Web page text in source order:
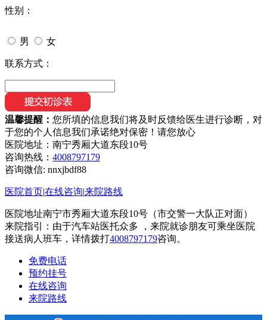
性别：
男 女
联系方式：
温馨提醒： 您所填的信息我们将及时反馈给医生进行诊断，对
于您的个人信息我们承诺绝对保密！请您放心
医院地址：南宁秀厢大道东段10号
咨询热线： 4008797179
咨询微信: nnxjbdf88
医院首页|在线咨询|来院路线
医院地址南宁市秀厢大道东段10号（市交警一大队正对面）
来院指引：由于汽车站医托众多 ，来院就诊朋友可乘坐医院
接送病人班车，详情拨打4008797179咨询。
免费电话
预约挂号
在线咨询
来院路线